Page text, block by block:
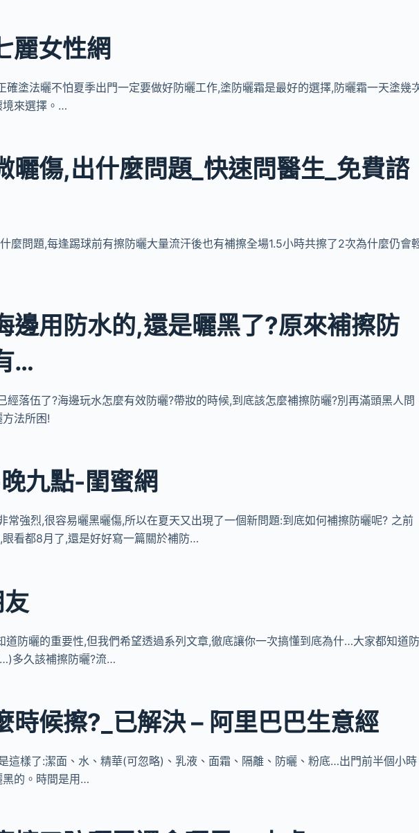
麗女性網
確塗法曬不怕夏季出門一定要做好防曬工作,塗防曬霜是最好的選擇,防曬霜一天塗幾
境來選擇。…
曬傷,出什麼問題_快速問醫生_免費諮
麼問題,每逢踢球前有擦防曬大量流汗後也有補擦全場1.5小時共擦了2次為什麼仍會
邊用防水的,還是曬黑了?原來補擦防
…
經落伍了?海邊玩水怎麼有效防曬?帶妝的時候,到底該怎麼補擦防曬?別再滿頭黑人問
法所困!
九點-閨蜜網
常強烈,很容易曬黑曬傷,所以在夏天又出現了一個新問題:到底如何補擦防曬呢? 之前
看都8月了,還是好好寫一篇關於補防…
道防曬的重要性,但我們希望透過系列文章,徹底讓你一次搞懂到底為什…大家都知道
多久該補擦防曬?流…
時候擦?_已解決 – 阿里巴巴生意經
這樣了:潔面、水、精華(可忽略)、乳液、面霜、隔離、防曬、粉底…出門前半個小時
黑的。時間是用…